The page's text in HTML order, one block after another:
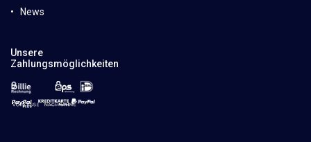
News
Unsere
Zahlungsmöglichkeiten